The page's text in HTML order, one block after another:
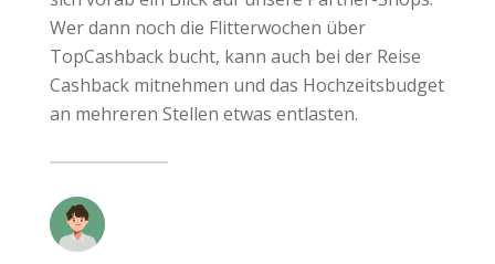
Wer dann noch die Flitterwochen über
TopCashback bucht, kann auch bei der Reise
Cashback mitnehmen und das Hochzeitsbudget
an mehreren Stellen etwas entlasten.